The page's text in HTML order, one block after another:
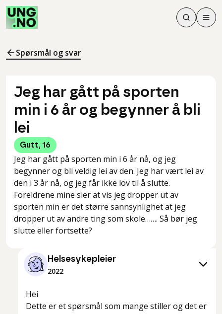
Søk
Søk
Meny
Spørsmål og svar
Jeg har gått på sporten
min i 6 år og begynner å bli
lei
Gutt, 16
Jeg har gått på sporten min i 6 år nå, og jeg
begynner og bli veldig lei av den. Jeg har vært lei av
den i 3 år nå, og jeg får ikke lov til å slutte.
Foreldrene mine sier at vis jeg dropper ut av
sporten min er det større sannsynlighet at jeg
dropper ut av andre ting som skole……. Så bør jeg
slutte eller fortsette?
Helsesykepleier
2022
Hei
Dette er et spørsmål som mange stiller og det er